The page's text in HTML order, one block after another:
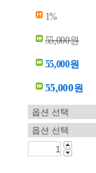
1%
55,000원
55,000원
55,000원